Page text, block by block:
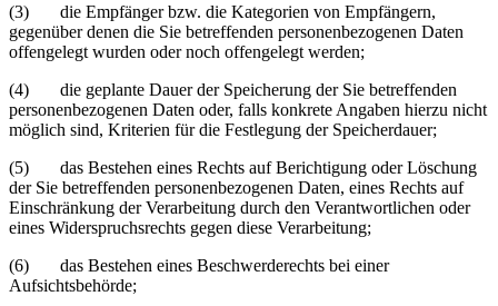
(3) die Empfänger bzw. die Kategorien von Empfängern,
gegenüber denen die Sie betreffenden personenbezogenen Daten
offengelegt wurden oder noch offengelegt werden;
(4) die geplante Dauer der Speicherung der Sie betreffenden
personenbezogenen Daten oder, falls konkrete Angaben hierzu nicht
möglich sind, Kriterien für die Festlegung der Speicherdauer;
(5) das Bestehen eines Rechts auf Berichtigung oder Löschung
der Sie betreffenden personenbezogenen Daten, eines Rechts auf
Einschränkung der Verarbeitung durch den Verantwortlichen oder
eines Widerspruchsrechts gegen diese Verarbeitung;
(6) das Bestehen eines Beschwerderechts bei einer
Aufsichtsbehörde;